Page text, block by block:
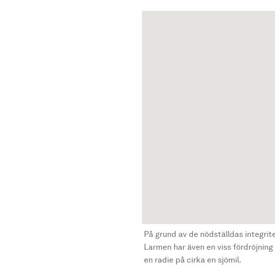
På grund av de nödställdas
Larmen har även en viss
en radie på cirka en sjömil.